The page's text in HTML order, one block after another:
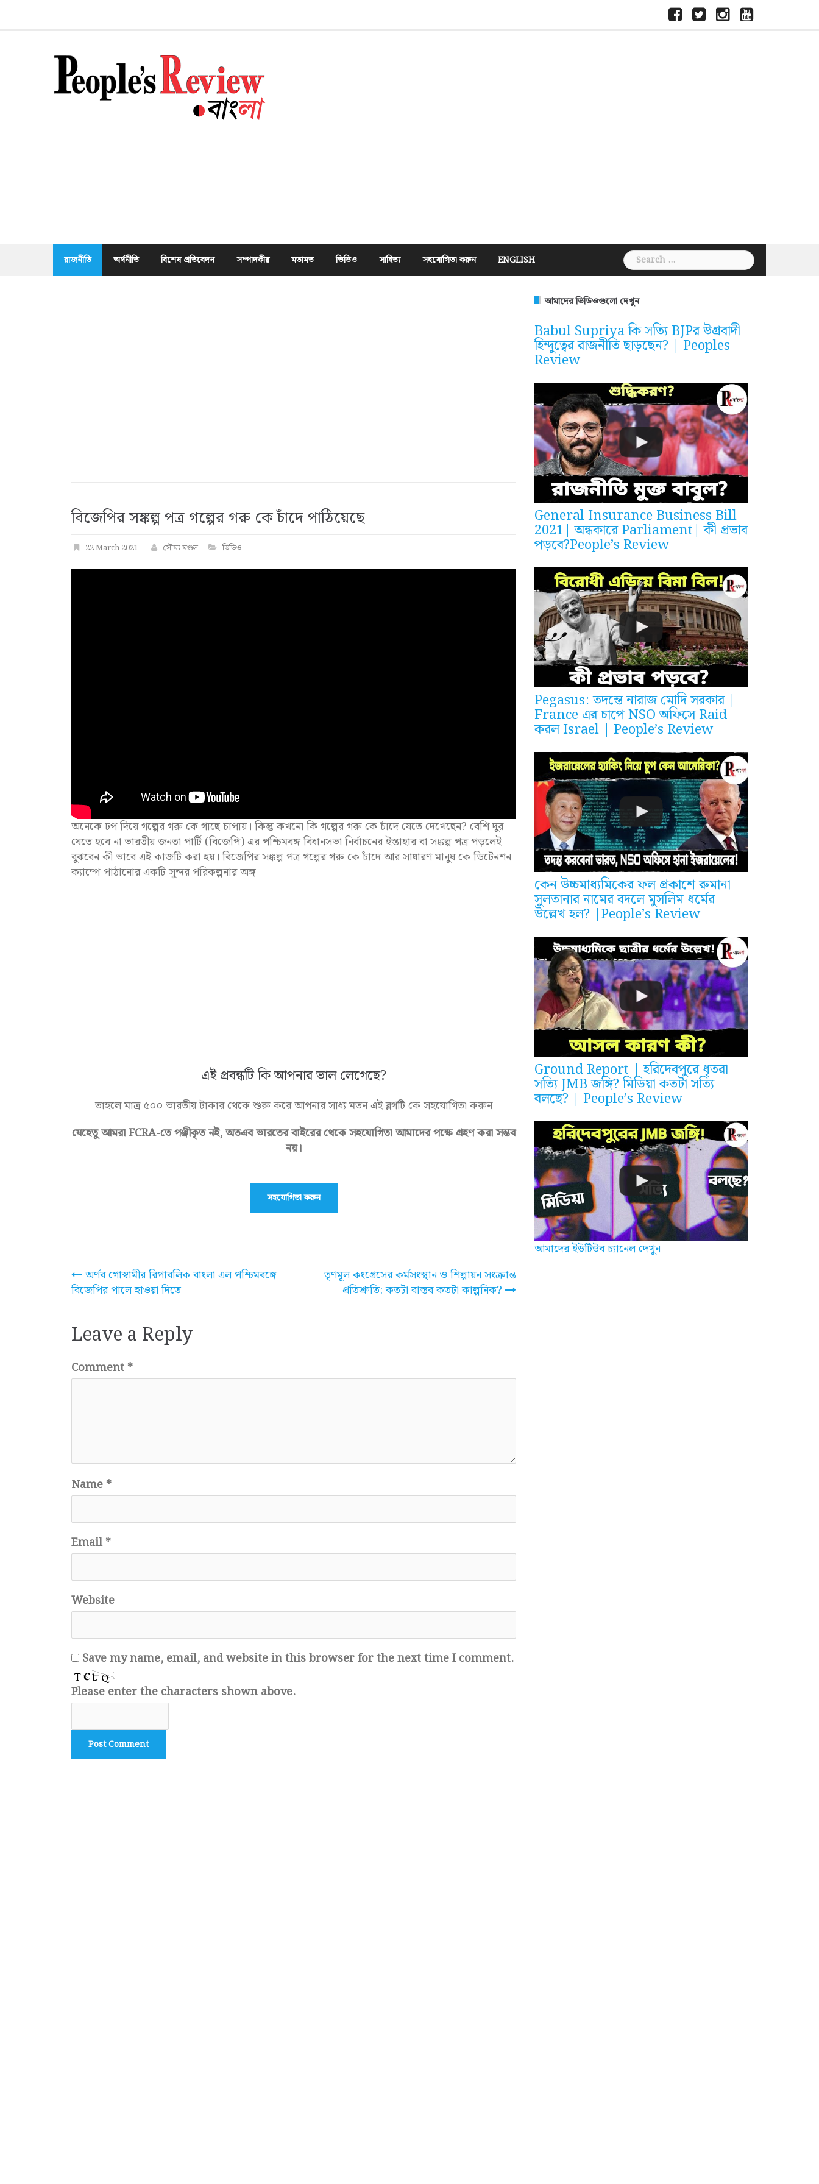
ফেসবুকটুইটারইন্সতাগ্রামইউটিউব
রাজনীতি অর্থনীতি বিশেষ প্রতিবেদন সম্পাদকীয় মতামত ভিডিও সাহিত্য সহযোগিতা করুন ENGLISH
Search
for:
বিজেপির সঙ্কল্প পত্র গল্পের গরু কে চাঁদে পাঠিয়েছে
22 March 2021 সৌম্য মণ্ডল ভিডিও
অনেকে ঢপ দিয়ে গল্পের গরু কে গাছে চাপায়। কিন্তু কখনো কি গল্পের গরু কে চাঁদে যেতে দেখেছেন? বেশি দুর
যেতে হবে না ভারতীয় জনতা পার্টি (বিজেপি) এর পশ্চিমবঙ্গ বিধানসভা নির্বাচনের ইস্তাহার বা সঙ্কল্প পত্র পড়লেই
বুঝবেন কী ভাবে এই কাজটি করা হয়। বিজেপির সঙ্কল্প পত্র গল্পের গরু কে চাঁদে আর সাধারণ মানুষ কে ডিটেনশন
ক্যাম্পে পাঠানোর একটি সুন্দর পরিকল্পনার অঙ্গ।
এই প্রবন্ধটি কি আপনার ভাল লেগেছে?
তাহলে মাত্র ৫০০ ভারতীয় টাকার থেকে শুরু করে আপনার সাধ্য মতন এই ব্লগটি কে সহযোগিতা করুন
যেহেতু আমরা FCRA-তে পঞ্জীকৃত নই, অতএব ভারতের বাইরের থেকে সহযোগিতা আমাদের পক্ষে গ্রহণ করা সম্ভব
নয়।
সহযোগিতা করুন
Post
navigation
অর্ণব গোস্বামীর রিপাবলিক বাংলা এল পশ্চিমবঙ্গে
বিজেপির পালে হাওয়া দিতে
তৃণমূল কংগ্রেসের কর্মসংস্থান ও শিল্পায়ন সংক্রান্ত
প্রতিশ্রুতি: কতটা বাস্তব কতটা কাল্পনিক?
Leave a Reply
Comment *
Name *
Email*
Website
Save my name, email, and website in this browser for the next time I comment.
Please enter the characters shown above.
আমাদের ভিডিওগুলো দেখুন
Babul Supriya কি সত্যি BJPর উগ্রবাদী
হিন্দুত্বের রাজনীতি ছাড়ছেন? | Peoples
Review
General Insurance Business Bill
2021| অন্ধকারে Parliament| কী প্রভাব
পড়বে?People’s Review
Pegasus: তদন্তে নারাজ মোদি সরকার |
France এর চাপে NSO অফিসে Raid
করল Israel | People’s Review
কেন উচ্চমাধ্যমিকের ফল প্রকাশে রুমানা
সুলতানার নামের বদলে মুসলিম ধর্মের
উল্লেখ হল? |People’s Review
Ground Report | হরিদেবপুরে ধৃতরা
সত্যি JMB জঙ্গি? মিডিয়া কতটা সত্যি
বলছে? | People’s Review
আমাদের ইউটিউব চ্যানেল দেখুন